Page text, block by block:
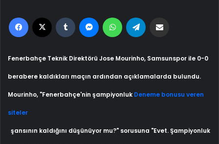
Facebook Tumblr MessengerWhatsApp
Fenerbahçe Teknik Direktörü Jose Mourinho, Samsunspor ile 0-0
berabere kaldıkları maçın ardından açıklamalarda bulundu.
Mourinho, "Fenerbahçe'nin şampiyonluk Deneme bonusu veren
siteler
şansının kaldığını düşünüyor mu?" sorusuna "Evet. Şampiyonluk